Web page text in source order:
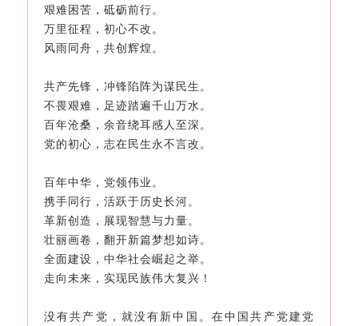
艰难困苦，砥砺前行。
万里征程，初心不改。
风雨同舟，共创辉煌。
共产先锋，冲锋陷阵为谋民生。
不畏艰难，足迹踏遍千山万水。
百年沧桑，余音绕耳感人至深。
党的初心，志在民生永不言改。
百年中华，党领伟业。
携手同行，活跃于历史长河。
革新创造，展现智慧与力量。
壮丽画卷，翻开新篇梦想如诗。
全面建设，中华社会崛起之举。
走向未来，实现民族伟大复兴！
没有共产党，就没有新中国。 在中国共产党建党